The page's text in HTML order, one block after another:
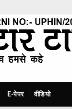
E-पेपर वीडियो